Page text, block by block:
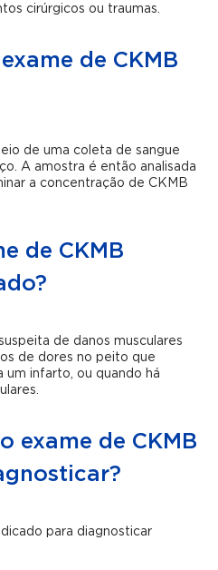
cirúrgicos ou traumas.
de CKMB
de uma coleta de sangue
A amostra é então analisada
a concentração de CKMB
de CKMB
de danos musculares
de dores no peito que
um infarto, ou quando há
exame de CKMB
para diagnosticar